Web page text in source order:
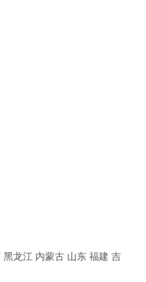
龙江 内蒙古 山东 福建 吉